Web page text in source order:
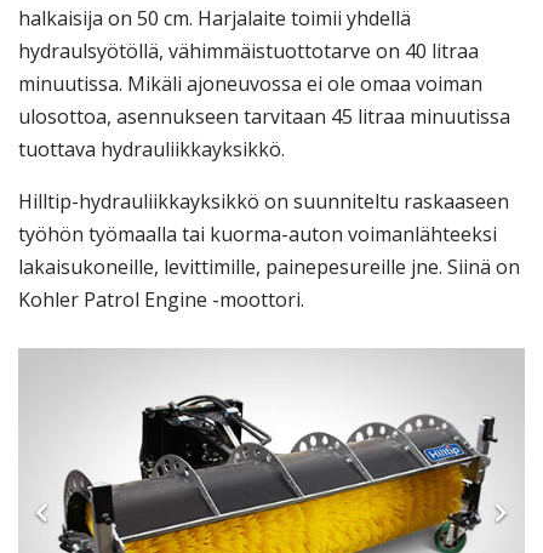
halkaisija on 50 cm. Harjalaite toimii yhdellä
hydraulsyötöllä, vähimmäistuottotarve on 40 litraa
minuutissa. Mikäli ajoneuvossa ei ole omaa voiman
ulosottoa, asennukseen tarvitaan 45 litraa minuutissa
tuottava hydrauliikkayksikkö.
Hilltip-hydrauliikkayksikkö on suunniteltu raskaaseen
työhön työmaalla tai kuorma-auton voimanlähteeksi
lakaisukoneille, levittimille, painepesureille jne. Siinä on
Kohler Patrol Engine -moottori.